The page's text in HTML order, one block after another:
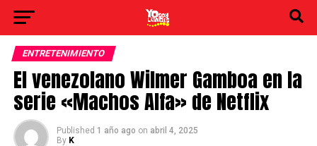
ENTRETENIMIENTO
El venezolano Wilmer Gamboa en la
serie «Machos Alfa» de Netflix
Published 1 año ago on abril 4, 2025
By K